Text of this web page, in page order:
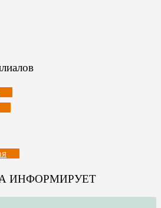
ИНФОРМИРУЕТ